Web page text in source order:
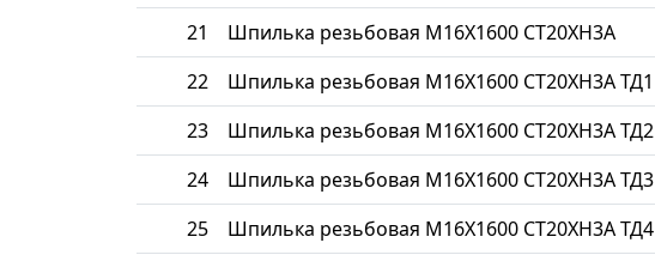
21 Шпилька резьбовая М16Х1600 СТ20ХН3А
22 Шпилька резьбовая М16Х1600 СТ20ХН3А ТД1
23 Шпилька резьбовая М16Х1600 СТ20ХН3А ТД2
24 Шпилька резьбовая М16Х1600 СТ20ХН3А ТД3
25 Шпилька резьбовая М16Х1600 СТ20ХН3А ТД4